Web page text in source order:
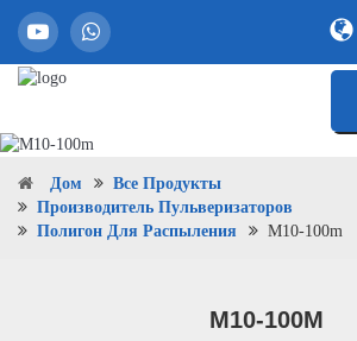
Дом
Все Продукты
Производитель Пульверизаторов
Полигон Для Распыления
M10-100m
M10-100M